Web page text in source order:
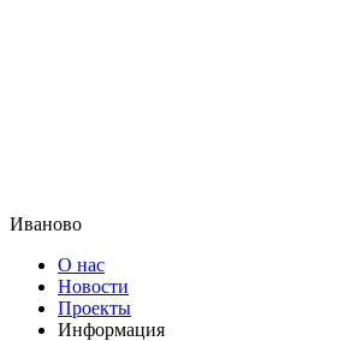
Иваново
О нас
Новости
Проекты
Информация